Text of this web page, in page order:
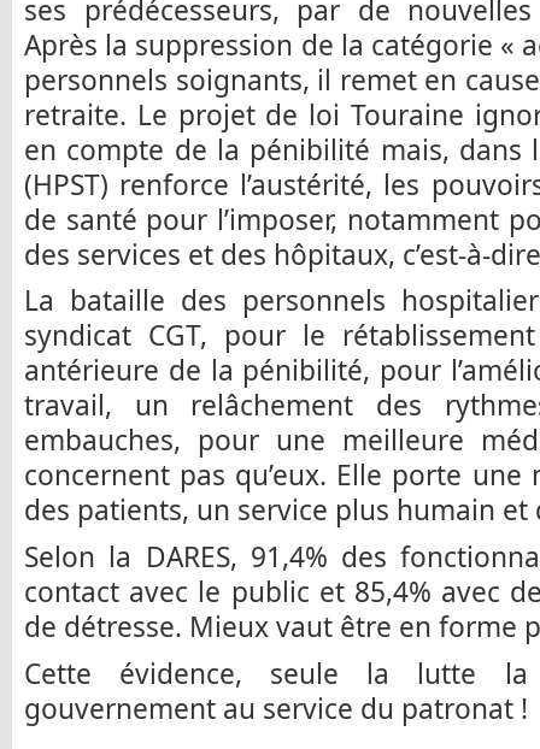
ses prédécesseurs, par de
Après la suppression de la catégorie «
personnels soignants, il remet en
retraite. Le projet de loi Touraine
en compte de la pénibilité mais, dans
(HPST) renforce l’austérité, les
de santé pour l’imposer, notamment
des services et des hôpitaux, c’est-à-
La bataille des personnels
syndicat CGT, pour le
antérieure de la pénibilité, pour
travail, un relâchement des
embauches, pour une meilleure
concernent pas qu’eux. Elle porte
des patients, un service plus humain et
Selon la DARES, 91,4% des
contact avec le public et 85,4% avec
de détresse. Mieux vaut être en forme
Cette évidence, seule la lutte
gouvernement au service du patronat !